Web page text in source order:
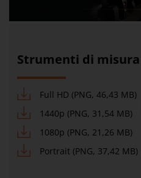
Strumenti di
Full HD (PNG, 46,43 MB)
1440p (PNG, 31,54 MB)
1080p (PNG, 21,26 MB)
Portrait (PNG, 37,42 MB)